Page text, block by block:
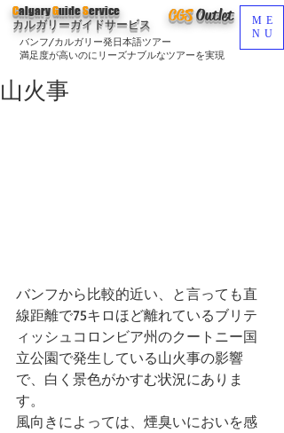
CGSOutlet
バンフ/カルガリー発日本語ツアー
満足度が高いのにリーズナブルなツアーを実現
CalgaryGuideService
カルガリーガイドサービス
ME
NU
山火事
バンフから比較的近い、と言っても直
線距離で75キロほど離れているブリテ
ィッシュコロンビア州のクートニー国
立公園で発生している山火事の影響
で、白く景色がかすむ状況にありま
す。
風向きによっては、煙臭いにおいを感